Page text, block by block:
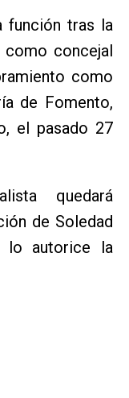
función tras la
como concejal
como
de Fomento,
el pasado 27
quedará
de Soledad
lo autorice la